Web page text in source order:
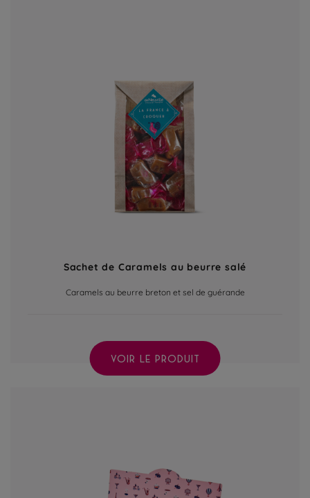
Sachet de Caramels au beurre salé
Caramels au beurre breton et sel de guérande
VOIR LE PRODUIT